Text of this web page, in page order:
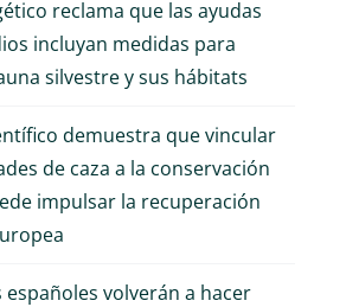
reclama que las ayudas
incluyan medidas para
silvestre y sus hábitats
demuestra que vincular
de caza a la conservación
impulsar la recuperación
españoles volverán a hacer